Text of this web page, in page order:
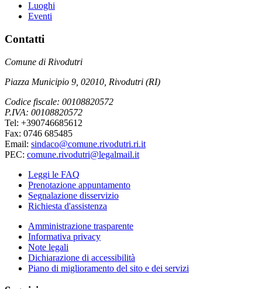
Luoghi
Eventi
Contatti
Comune di Rivodutri
Piazza Municipio 9, 02010, Rivodutri (RI)
Codice fiscale: 00108820572
P.IVA: 00108820572
Tel: +390746685612
Fax: 0746 685485
Email: sindaco@comune.rivodutri.ri.it
PEC: comune.rivodutri@legalmail.it
Leggi le FAQ
Prenotazione appuntamento
Segnalazione disservizio
Richiesta d'assistenza
Amministrazione trasparente
Informativa privacy
Note legali
Dichiarazione di accessibilità
Piano di miglioramento del sito e dei servizi